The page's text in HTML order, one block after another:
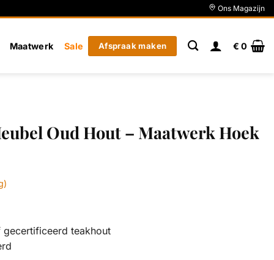
Ons Magazijn
Maatwerk Sale Afspraak maken € 0
Oud Hout – Maatwerk Hoek
gecertificeerd teakhout